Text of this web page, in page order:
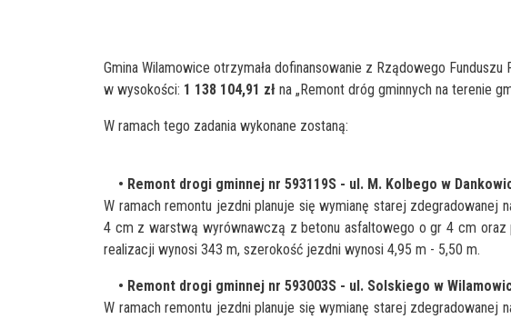
Gmina Wilamowice otrzymała dofinansowanie z Rządowego Funduszu
w wysokości: 1 138 104,91 zł na „Remont dróg gminnych na terenie
W ramach tego zadania wykonane zostaną:
• Remont drogi gminnej nr 593119S - ul. M. Kolbego w
W ramach remontu jezdni planuje się wymianę starej
4 cm z warstwą wyrównawczą z betonu asfaltowego o gr 4 cm
realizacji wynosi 343 m, szerokość jezdni wynosi 4,95 m - 5,50 m.
• Remont drogi gminnej nr 593003S - ul. Solskiego w
W ramach remontu jezdni planuje się wymianę starej